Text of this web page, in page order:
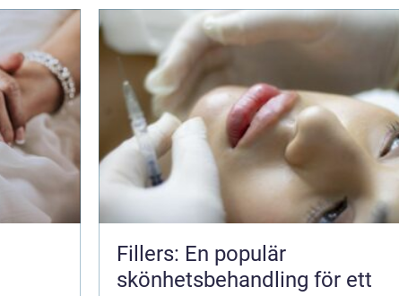
Fillers: En populär
skönhetsbehandling för ett